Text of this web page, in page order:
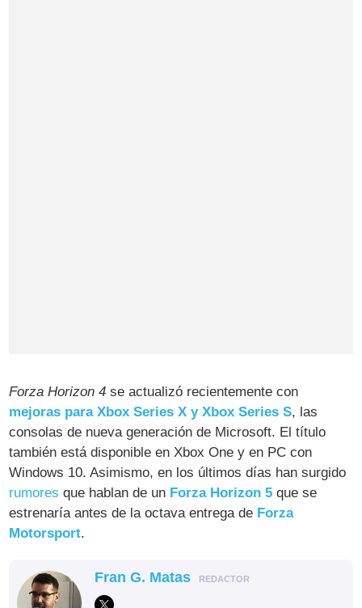
Forza Horizon 4 se actualizó recientemente con
mejoras para Xbox Series X y Xbox Series S, las
consolas de nueva generación de Microsoft. El título
también está disponible en Xbox One y en PC con
Windows 10. Asimismo, en los últimos días han surgido
rumores que hablan de un Forza Horizon 5 que se
estrenaría antes de la octava entrega de Forza
Motorsport.
Fran G. Matas REDACTOR